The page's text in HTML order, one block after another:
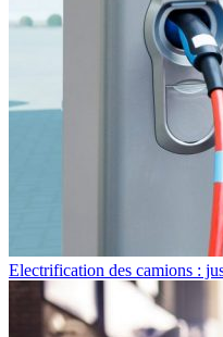
Electrification des camions :